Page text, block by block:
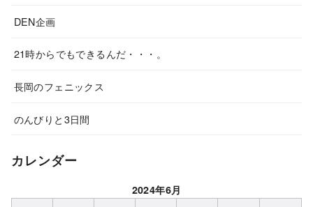
DEN企画
21時からでもできるんだ・・・。
長岡のフェニックス
のんびりと3日間
カレンダー
2024年6月